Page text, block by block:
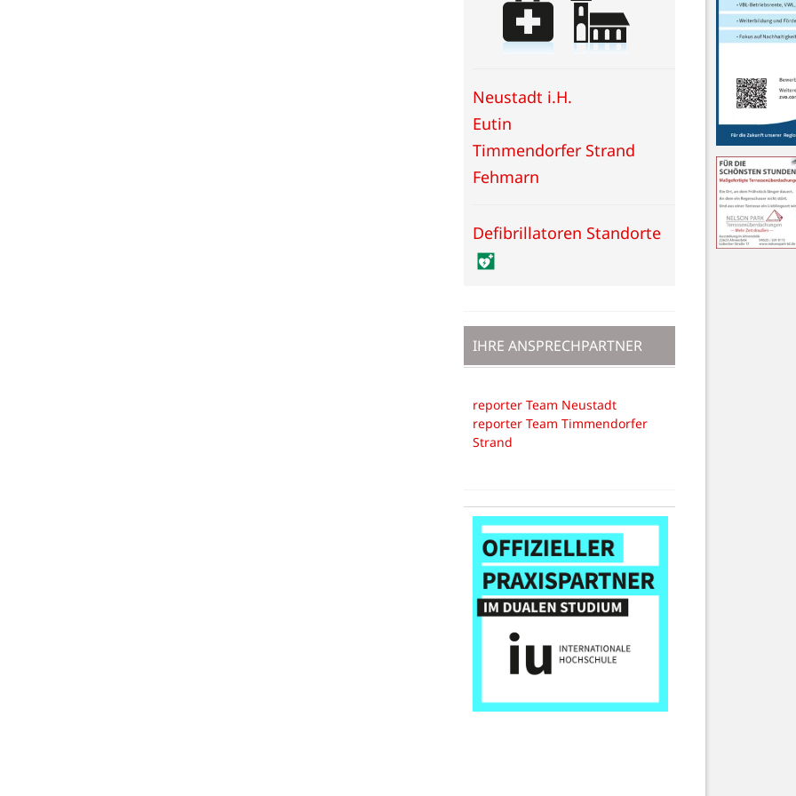
Neustadt i.H.
Eutin
Timmendorfer Strand
Fehmarn
Defibrillatoren Standorte
IHRE ANSPRECHPARTNER
reporter Team Neustadt
reporter Team Timmendorfer
Strand